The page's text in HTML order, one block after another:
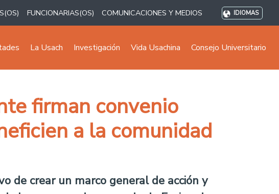
FUNCIONARIAS(OS) COMUNICACIONES Y MEDIOS IDIOMAS
La Usach Investigación Vida Usachina Consejo Universitario
firman convenio
a la comunidad
de crear un marco general de acción y